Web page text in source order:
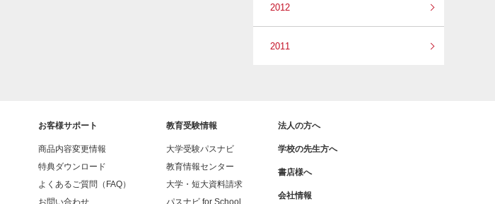
2012
2011
お客様サポート
商品内容変更情報
特典ダウンロード
よくあるご質問（FAQ）
お問い合わせ
教育受験情報
大学受験パスナビ
教育情報センター
大学・短大資料請求
パスナビ for School
法人の方へ
学校の先生方へ
書店様へ
会社情報